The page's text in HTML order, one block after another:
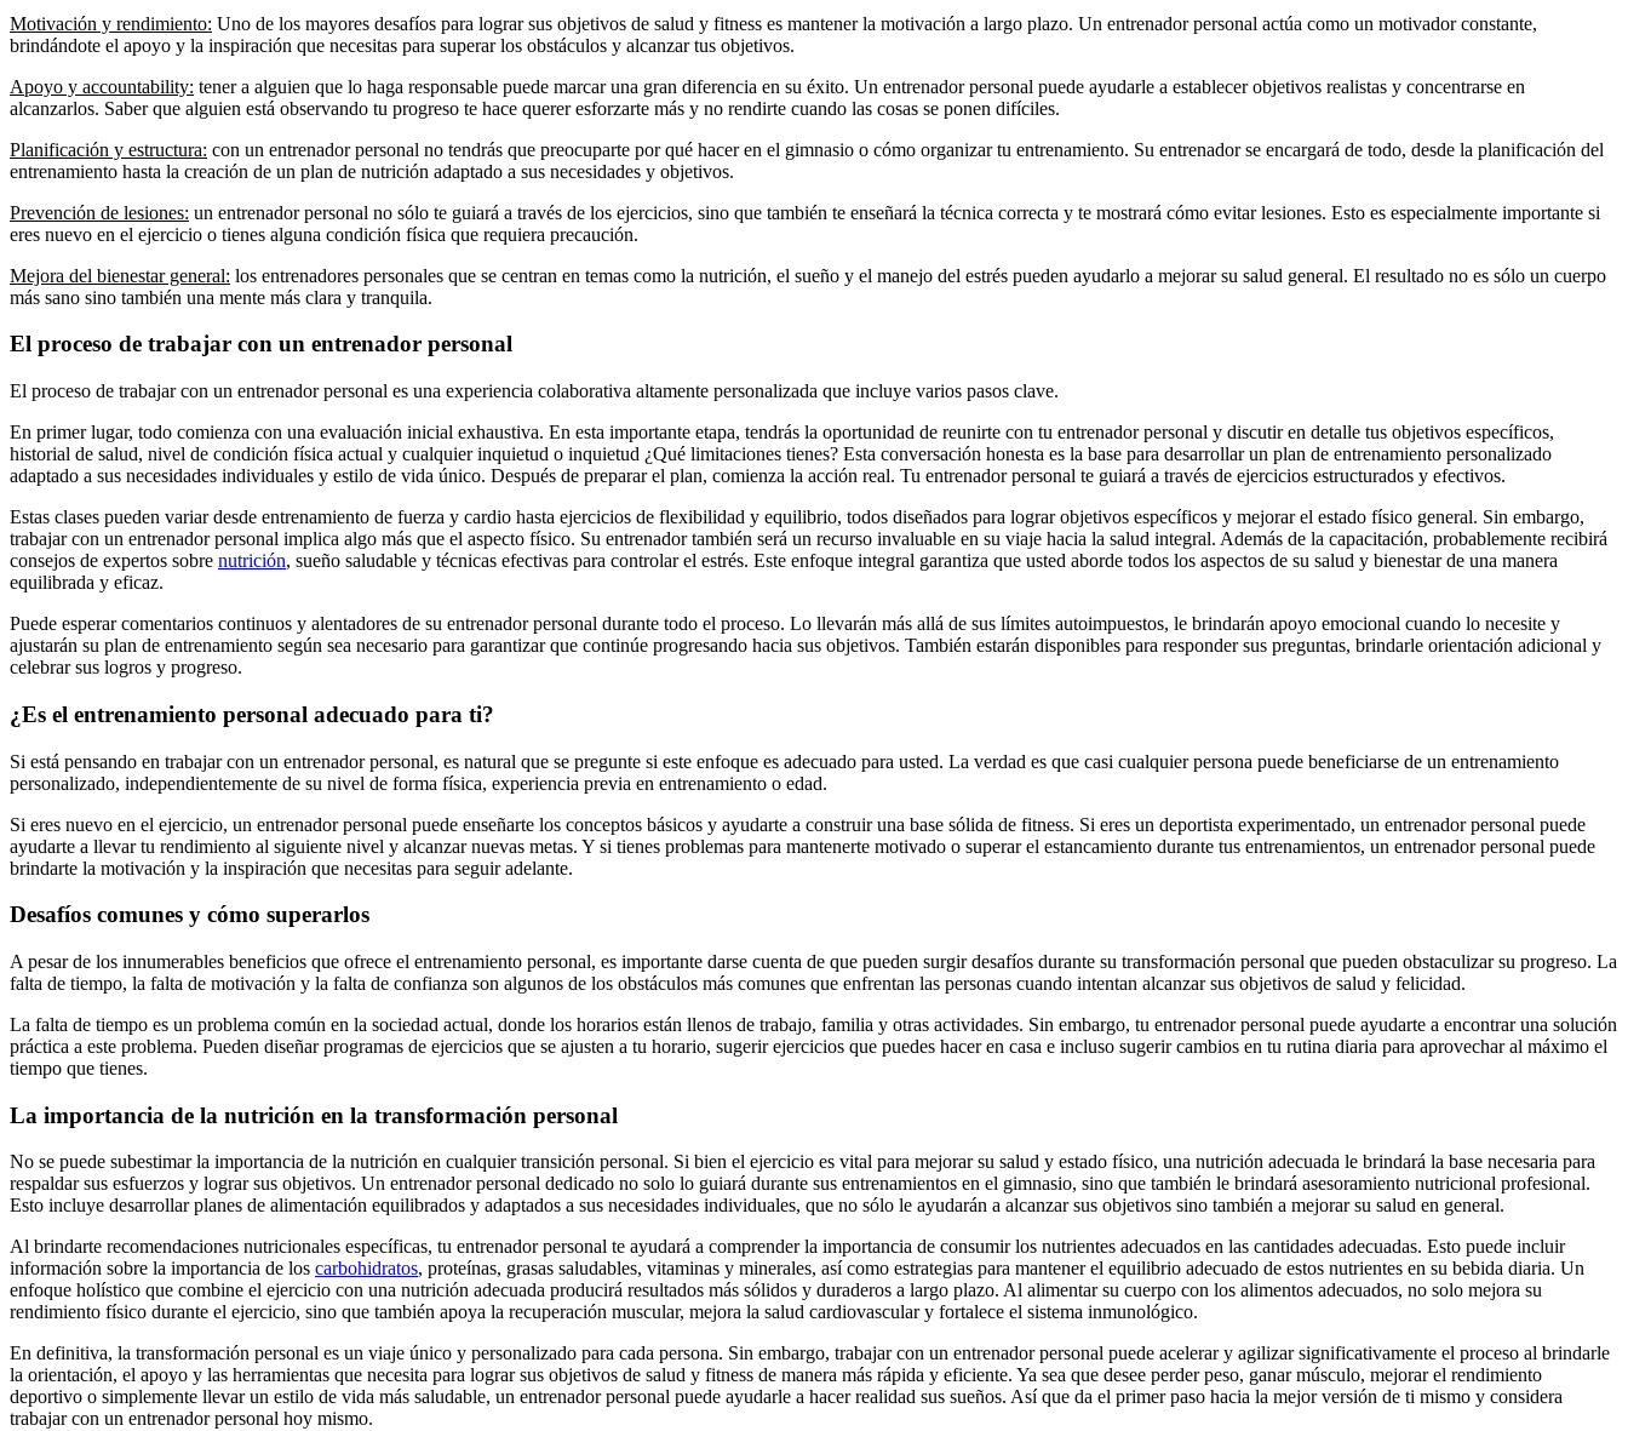
Motivación y rendimiento: Uno de los mayores desafíos para lograr sus objetivos de salud y fitness es mantener la motivación a largo plazo. Un entrenador personal actúa como un motivador constante,
brindándote el apoyo y la inspiración que necesitas para superar los obstáculos y alcanzar tus objetivos.
Apoyo y accountability: tener a alguien que lo haga responsable puede marcar una gran diferencia en su éxito. Un entrenador personal puede ayudarle a establecer objetivos realistas y concentrarse en
alcanzarlos. Saber que alguien está observando tu progreso te hace querer esforzarte más y no rendirte cuando las cosas se ponen difíciles.
Planificación y estructura: con un entrenador personal no tendrás que preocuparte por qué hacer en el gimnasio o cómo organizar tu entrenamiento. Su entrenador se encargará de todo, desde la planificación del
entrenamiento hasta la creación de un plan de nutrición adaptado a sus necesidades y objetivos.
Prevención de lesiones: un entrenador personal no sólo te guiará a través de los ejercicios, sino que también te enseñará la técnica correcta y te mostrará cómo evitar lesiones. Esto es especialmente importante si
eres nuevo en el ejercicio o tienes alguna condición física que requiera precaución.
Mejora del bienestar general: los entrenadores personales que se centran en temas como la nutrición, el sueño y el manejo del estrés pueden ayudarlo a mejorar su salud general. El resultado no es sólo un cuerpo
más sano sino también una mente más clara y tranquila.
El proceso de trabajar con un entrenador personal
El proceso de trabajar con un entrenador personal es una experiencia colaborativa altamente personalizada que incluye varios pasos clave.
En primer lugar, todo comienza con una evaluación inicial exhaustiva. En esta importante etapa, tendrás la oportunidad de reunirte con tu entrenador personal y discutir en detalle tus objetivos específicos,
historial de salud, nivel de condición física actual y cualquier inquietud o inquietud ¿Qué limitaciones tienes? Esta conversación honesta es la base para desarrollar un plan de entrenamiento personalizado
adaptado a sus necesidades individuales y estilo de vida único. Después de preparar el plan, comienza la acción real. Tu entrenador personal te guiará a través de ejercicios estructurados y efectivos.
Estas clases pueden variar desde entrenamiento de fuerza y ​​​​cardio hasta ejercicios de flexibilidad y equilibrio, todos diseñados para lograr objetivos específicos y mejorar el estado físico general. Sin embargo,
trabajar con un entrenador personal implica algo más que el aspecto físico. Su entrenador también será un recurso invaluable en su viaje hacia la salud integral. Además de la capacitación, probablemente recibirá
consejos de expertos sobre nutrición, sueño saludable y técnicas efectivas para controlar el estrés. Este enfoque integral garantiza que usted aborde todos los aspectos de su salud y bienestar de una manera
equilibrada y eficaz.
Puede esperar comentarios continuos y alentadores de su entrenador personal durante todo el proceso. Lo llevarán más allá de sus límites autoimpuestos, le brindarán apoyo emocional cuando lo necesite y
ajustarán su plan de entrenamiento según sea necesario para garantizar que continúe progresando hacia sus objetivos. También estarán disponibles para responder sus preguntas, brindarle orientación adicional y
celebrar sus logros y progreso.
¿Es el entrenamiento personal adecuado para ti?
Si está pensando en trabajar con un entrenador personal, es natural que se pregunte si este enfoque es adecuado para usted. La verdad es que casi cualquier persona puede beneficiarse de un entrenamiento
personalizado, independientemente de su nivel de forma física, experiencia previa en entrenamiento o edad.
Si eres nuevo en el ejercicio, un entrenador personal puede enseñarte los conceptos básicos y ayudarte a construir una base sólida de fitness. Si eres un deportista experimentado, un entrenador personal puede
ayudarte a llevar tu rendimiento al siguiente nivel y alcanzar nuevas metas. Y si tienes problemas para mantenerte motivado o superar el estancamiento durante tus entrenamientos, un entrenador personal puede
brindarte la motivación y la inspiración que necesitas para seguir adelante.
Desafíos comunes y cómo superarlos
A pesar de los innumerables beneficios que ofrece el entrenamiento personal, es importante darse cuenta de que pueden surgir desafíos durante su transformación personal que pueden obstaculizar su progreso. La
falta de tiempo, la falta de motivación y la falta de confianza son algunos de los obstáculos más comunes que enfrentan las personas cuando intentan alcanzar sus objetivos de salud y felicidad.
La falta de tiempo es un problema común en la sociedad actual, donde los horarios están llenos de trabajo, familia y otras actividades. Sin embargo, tu entrenador personal puede ayudarte a encontrar una solución
práctica a este problema. Pueden diseñar programas de ejercicios que se ajusten a tu horario, sugerir ejercicios que puedes hacer en casa e incluso sugerir cambios en tu rutina diaria para aprovechar al máximo el
tiempo que tienes.
La importancia de la nutrición en la transformación personal
No se puede subestimar la importancia de la nutrición en cualquier transición personal. Si bien el ejercicio es vital para mejorar su salud y estado físico, una nutrición adecuada le brindará la base necesaria para
respaldar sus esfuerzos y lograr sus objetivos. Un entrenador personal dedicado no solo lo guiará durante sus entrenamientos en el gimnasio, sino que también le brindará asesoramiento nutricional profesional.
Esto incluye desarrollar planes de alimentación equilibrados y adaptados a sus necesidades individuales, que no sólo le ayudarán a alcanzar sus objetivos sino también a mejorar su salud en general.
Al brindarte recomendaciones nutricionales específicas, tu entrenador personal te ayudará a comprender la importancia de consumir los nutrientes adecuados en las cantidades adecuadas. Esto puede incluir
información sobre la importancia de los carbohidratos, proteínas, grasas saludables, vitaminas y minerales, así como estrategias para mantener el equilibrio adecuado de estos nutrientes en su bebida diaria. Un
enfoque holístico que combine el ejercicio con una nutrición adecuada producirá resultados más sólidos y duraderos a largo plazo. Al alimentar su cuerpo con los alimentos adecuados, no solo mejora su
rendimiento físico durante el ejercicio, sino que también apoya la recuperación muscular, mejora la salud cardiovascular y fortalece el sistema inmunológico.
En definitiva, la transformación personal es un viaje único y personalizado para cada persona. Sin embargo, trabajar con un entrenador personal puede acelerar y agilizar significativamente el proceso al brindarle
la orientación, el apoyo y las herramientas que necesita para lograr sus objetivos de salud y fitness de manera más rápida y eficiente. Ya sea que desee perder peso, ganar músculo, mejorar el rendimiento
deportivo o simplemente llevar un estilo de vida más saludable, un entrenador personal puede ayudarle a hacer realidad sus sueños. Así que da el primer paso hacia la mejor versión de ti mismo y considera
trabajar con un entrenador personal hoy mismo.